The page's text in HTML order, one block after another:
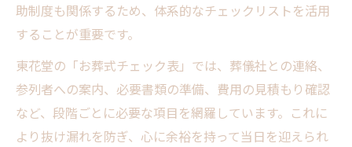
助制度も関係するため、体系的なチェックリストを活用
することが重要です。
東花堂の「お葬式チェック表」では、葬儀社との連絡、
参列者への案内、必要書類の準備、費用の見積もり確認
など、段階ごとに必要な項目を網羅しています。これに
より抜け漏れを防ぎ、心に余裕を持って当日を迎えられ